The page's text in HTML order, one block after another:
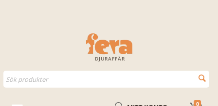
DJURAFFÄR
0